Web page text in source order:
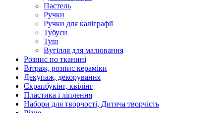
Пастель
Ручки
Ручки для каліграфії
Тубуси
Туш
Вугілля для малювання
Розпис по тканині
Вітраж, розпис кераміки
Декупаж, декорування
Скрапбукінг, квілінг
Пластика і ліплення
Набори для творчості, Дитяча творчість